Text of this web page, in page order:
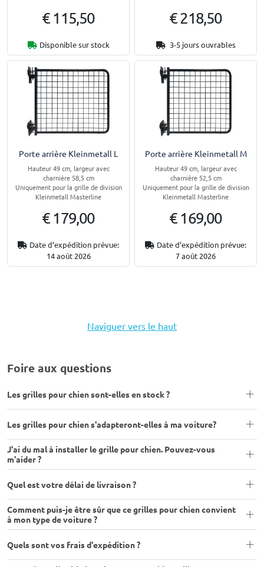
€ 115,50
Disponible sur stock
€ 218,50
3-5 jours ouvrables
Porte arrière Kleinmetall L
Hauteur 49 cm, largeur avec
charnière 58,5 cm
Uniquement pour la grille de division
Kleinmetall Masterline
€ 179,00
Date d’expédition prévue:
14 août 2026
Porte arrière Kleinmetall M
Hauteur 49 cm, largeur avec
charnière 52,5 cm
Uniquement pour la grille de division
Kleinmetall Masterline
€ 169,00
Date d’expédition prévue:
7 août 2026
Naviguer vers le haut
Foire aux questions
Les grilles pour chien sont-elles en stock ?
Les grilles pour chien s'adapteront-elles à ma voiture?
J'ai du mal à installer le grille pour chien. Pouvez-vous
m'aider ?
Quel est votre délai de livraison ?
Comment puis-je être sûr que ce grilles pour chien convient
à mon type de voiture ?
Quels sont vos frais d'expédition ?